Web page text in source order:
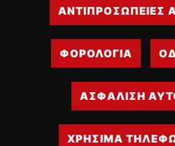
ΑΝΤΙΠΡΟΣΩΠΕΙΕΣ
ΦΟΡΟΛΟΓΙΑ
ΑΣΦΑΛΙΣΗ
ΧΡΗΣΙΜΑ